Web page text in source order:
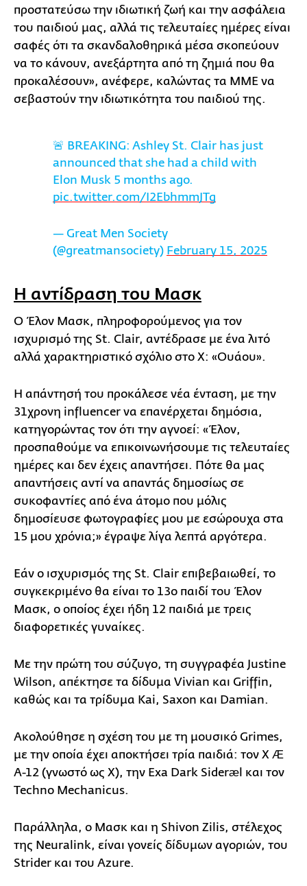
προστατεύσω την ιδιωτική ζωή και την ασφάλεια
του παιδιού μας, αλλά τις τελευταίες ημέρες είναι
σαφές ότι τα σκανδαλοθηρικά μέσα σκοπεύουν
να το κάνουν, ανεξάρτητα από τη ζημιά που θα
προκαλέσουν», ανέφερε, καλώντας τα ΜΜΕ να
σεβαστούν την ιδιωτικότητα του παιδιού της.
🚨 BREAKING: Ashley St. Clair has just
announced that she had a child with
Elon Musk 5 months ago.
pic.twitter.com/I2EbhmmJTg
— Great Men Society
(@greatmansociety) February 15, 2025
Η αντίδραση του Μασκ
Ο Έλον Μασκ, πληροφορούμενος για τον
ισχυρισμό της St. Clair, αντέδρασε με ένα λιτό
αλλά χαρακτηριστικό σχόλιο στο X: «Ουάου».
Η απάντησή του προκάλεσε νέα ένταση, με την
31χρονη influencer να επανέρχεται δημόσια,
κατηγορώντας τον ότι την αγνοεί: «Έλον,
προσπαθούμε να επικοινωνήσουμε τις τελευταίες
ημέρες και δεν έχεις απαντήσει. Πότε θα μας
απαντήσεις αντί να απαντάς δημοσίως σε
συκοφαντίες από ένα άτομο που μόλις
δημοσίευσε φωτογραφίες μου με εσώρουχα στα
15 μου χρόνια;» έγραψε λίγα λεπτά αργότερα.
Εάν ο ισχυρισμός της St. Clair επιβεβαιωθεί, το
συγκεκριμένο θα είναι το 13ο παιδί του Έλον
Μασκ, ο οποίος έχει ήδη 12 παιδιά με τρεις
διαφορετικές γυναίκες.
Με την πρώτη του σύζυγο, τη συγγραφέα Justine
Wilson, απέκτησε τα δίδυμα Vivian και Griffin,
καθώς και τα τρίδυμα Kai, Saxon και Damian.
Ακολούθησε η σχέση του με τη μουσικό Grimes,
με την οποία έχει αποκτήσει τρία παιδιά: τον X Æ
A-12 (γνωστό ως X), την Exa Dark Sideræl και τον
Techno Mechanicus.
Παράλληλα, ο Μασκ και η Shivon Zilis, στέλεχος
της Neuralink, είναι γονείς δίδυμων αγοριών, του
Strider και του Azure.